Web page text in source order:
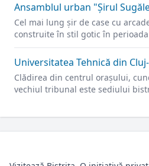
Ansamblul urban "Şirul
Cel mai lung şir de case cu
construite în stil gotic în
Universitatea Tehnică din
Clădirea din centrul orașului,
vechiul tribunal este sediului